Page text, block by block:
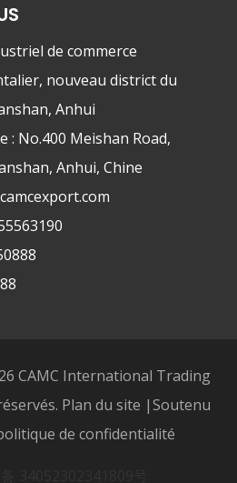
de commerce
nouveau district du
Anhui
: No.400 Meishan Road,
Anhui, Chine
CAMC International Trading
Plan du site |Soutenu
de confidentialité